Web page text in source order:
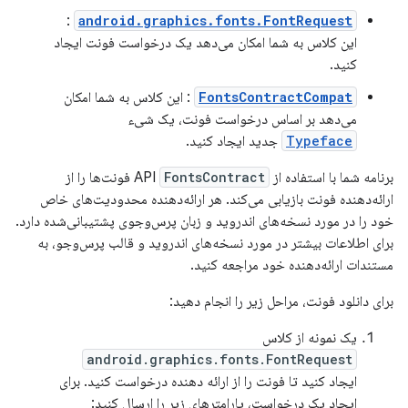
android.graphics.fonts.FontRequest
:
این کلاس به شما امکان می‌دهد یک درخواست فونت ایجاد
کنید.
FontsContractCompat : این کلاس به شما امکان
می‌دهد بر اساس درخواست فونت، یک شیء
Typeface جدید ایجاد کنید.
برنامه شما با استفاده از API FontsContract
فونت‌ها را از
ارائه‌دهنده فونت بازیابی می‌کند. هر ارائه‌دهنده محدودیت‌های خاص
خود را در مورد نسخه‌های اندروید و زبان پرس‌وجوی پشتیبانی‌شده دارد.
برای اطلاعات بیشتر در مورد نسخه‌های اندروید و قالب پرس‌وجو، به
مستندات ارائه‌دهنده خود مراجعه کنید.
برای دانلود فونت، مراحل زیر را انجام دهید:
یک نمونه از کلاس
android.graphics.fonts.FontRequest
ایجاد کنید تا فونت را از ارائه دهنده درخواست کنید. برای
ایجاد یک درخواست، پارامترهای زیر را ارسال کنید: